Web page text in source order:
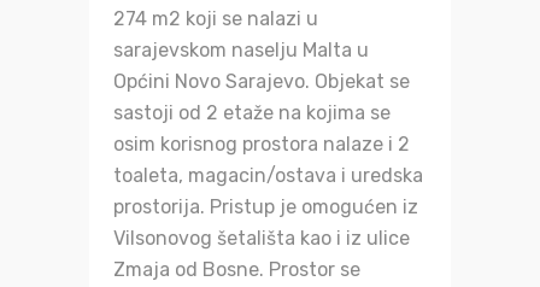
274 m2 koji se nalazi u
sarajevskom naselju Malta u
Općini Novo Sarajevo. Objekat se
sastoji od 2 etaže na kojima se
osim korisnog prostora nalaze i 2
toaleta, magacin/ostava i uredska
prostorija. Pristup je omogućen iz
Vilsonovog šetališta kao i iz ulice
Zmaja od Bosne. Prostor se